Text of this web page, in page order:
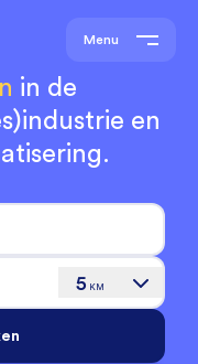
Menu
in de
en
5 KM